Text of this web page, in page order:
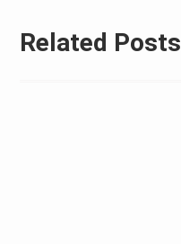
Related Posts